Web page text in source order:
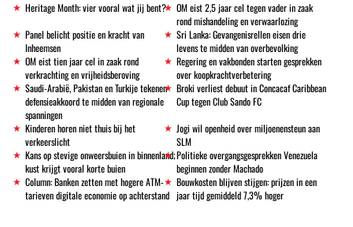
Heritage Month: vier vooral wat jij bent?
OM eist 2,5 jaar cel tegen vader in zaak
rond mishandeling en verwaarlozing
Panel belicht positie en kracht van
Inheemsen
Sri Lanka: Gevangenisrellen eisen drie
levens te midden van overbevolking
OM eist tien jaar cel in zaak rond
verkrachting en vrijheidsberoving
Regering en vakbonden starten gesprekken
over koopkrachtverbetering
Saudi-Arabië, Pakistan en Turkije tekenen
defensieakkoord te midden van regionale
spanningen
Broki verliest debuut in Concacaf Caribbean
Cup tegen Club Sando FC
Kinderen horen niet thuis bij het
verkeerslicht
Jogi wil openheid over miljoenensteun aan
SLM
Kans op stevige onweersbuien in binnenland;
kust krijgt vooral korte buien
Politieke overgangsgesprekken Venezuela
beginnen zonder Machado
Column: Banken zetten met hogere ATM-
tarieven digitale economie op achterstand
Bouwkosten blijven stijgen: prijzen in een
jaar tijd gemiddeld 7,3% hoger